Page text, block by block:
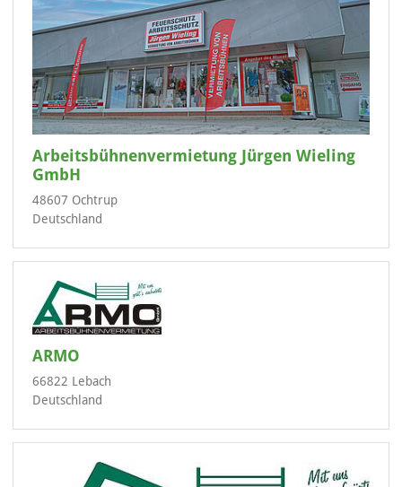
Arbeitsbühnenvermietung Jürgen Wieling
GmbH
48607 Ochtrup
Deutschland
ARMO
66822 Lebach
Deutschland